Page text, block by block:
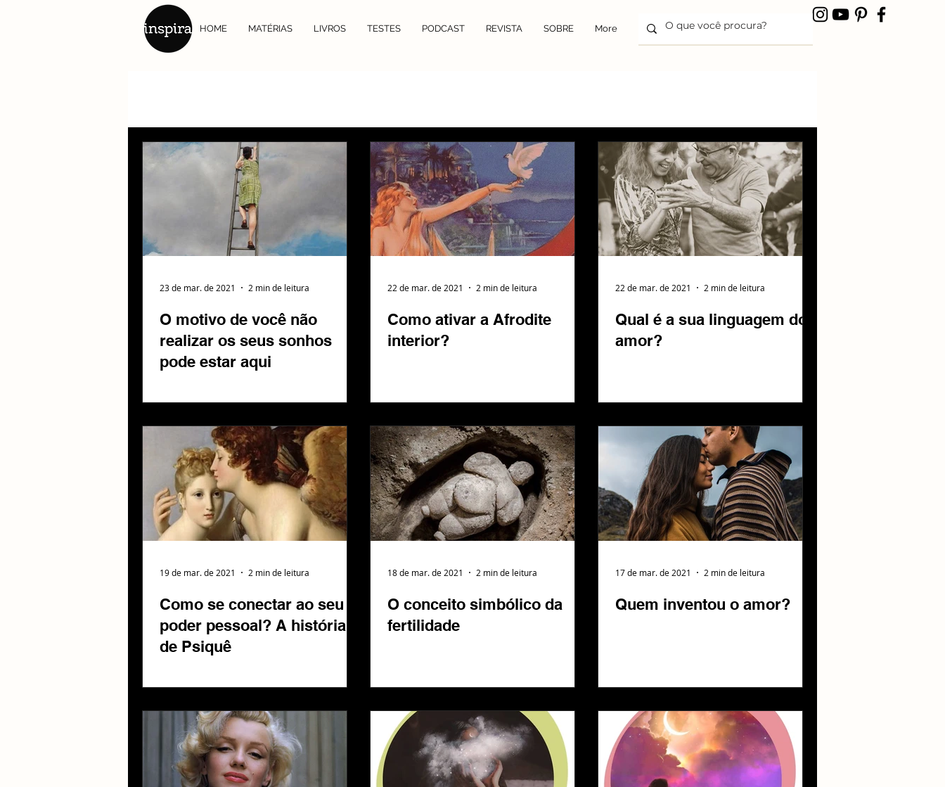
HOME MATÉRIAS LIVROS TESTES PODCAST REVISTA SOBRE More
O motivo de você não
realizar os seus sonhos
pode estar aqui
23 de mar. de 2021 2 min de leitura
Como ativar a Afrodite
interior?
22 de mar. de 2021 2 min de leitura
Qual é a sua linguagem do
amor?
22 de mar. de 2021 2 min de leitura
Como se conectar ao seu
poder pessoal? A história
de Psiquê
19 de mar. de 2021 2 min de leitura
O conceito simbólico da
fertilidade
18 de mar. de 2021 2 min de leitura
Quem inventou o amor?
17 de mar. de 2021 2 min de leitura